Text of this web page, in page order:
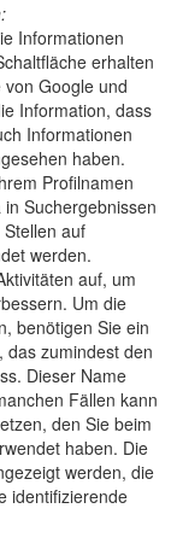
Informationen
erhalten
Google und
Information, dass
Informationen
haben.
Profilnamen
Suchergebnissen
auf
werden.
auf, um
Um die
benötigen Sie ein
das zumindest den
Dieser Name
Fällen kann
den Sie beim
haben. Die
werden, die
identifizierende